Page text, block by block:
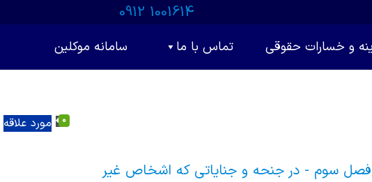
0912 1001614
و خسارات حقوقی تماس با ما سامانه موکلین
مورد علاقه 0
فصل سوم - در جنحه و جنایاتی که اشخاص غیر